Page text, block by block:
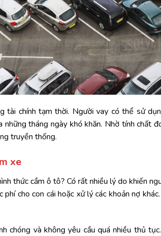
tài chính tạm thời. Người vay có thể sử
những tháng ngày khó khăn. Nhờ tính chất
truyền thống.
xe
thức cầm ô tô? Có rất nhiều lý do khiến
phí cho con cái hoặc xử lý các khoản nợ
chóng và không yêu cầu quá nhiều thủ